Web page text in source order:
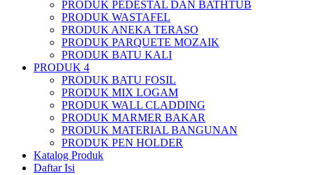
PRODUK PEDESTAL DAN BATHTUB
PRODUK WASTAFEL
PRODUK ANEKA TERASO
PRODUK PARQUETE MOZAIK
PRODUK BATU KALI
PRODUK 4
PRODUK BATU FOSIL
PRODUK MIX LOGAM
PRODUK WALL CLADDING
PRODUK MARMER BAKAR
PRODUK MATERIAL BANGUNAN
PRODUK PEN HOLDER
Katalog Produk
Daftar Isi